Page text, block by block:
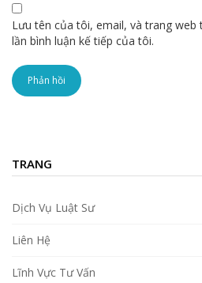
Lưu tên của tôi, email, và trang web
lần bình luận kế tiếp của tôi.
TRANG
Dịch Vụ Luật Sư
Liên Hệ
Lĩnh Vực Tư Vấn